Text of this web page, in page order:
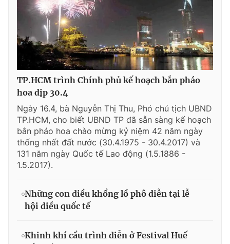
TP.HCM trình Chính phủ kế hoạch bắn pháo
hoa dịp 30.4
Ngày 16.4, bà Nguyễn Thị Thu, Phó chủ tịch UBND
TP.HCM, cho biết UBND TP đã sẵn sàng kế hoạch
bắn pháo hoa chào mừng kỷ niệm 42 năm ngày
thống nhất đất nước (30.4.1975 - 30.4.2017) và
131 năm ngày Quốc tế Lao động (1.5.1886 -
1.5.2017).
Những con diều khổng lồ phô diễn tại lễ
hội diều quốc tế
Khinh khí cầu trình diễn ở Festival Huế